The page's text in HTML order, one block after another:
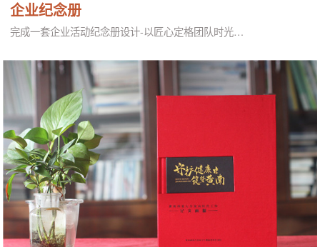
企业纪念册
完成一套企业活动纪念册设计-以匠心定格团队时光…